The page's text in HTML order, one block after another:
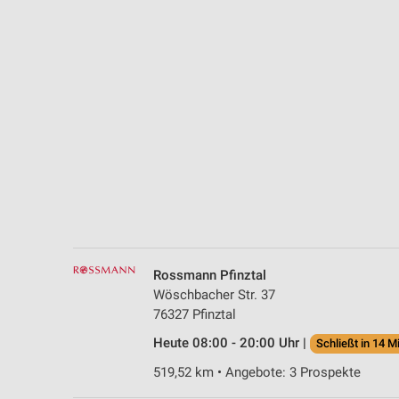
Rossmann Pfinztal
Wöschbacher Str. 37
76327 Pfinztal
Heute 08:00 - 20:00 Uhr |
Schließt in 14
519,52 km • Angebote: 3 Prospekte